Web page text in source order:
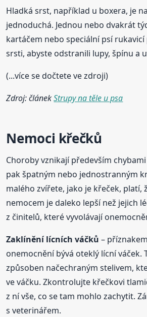
Hladká srst, například u boxera, je
jednoduchá. Jednou nebo dvakrát
kartáčem nebo speciální psí
srsti, abyste odstranili lupy, špínu a
(...více se dočtete ve zdroji)
Zdroj: článekStrupy na těle u psa
Nemoci křečků
Choroby vznikají především
pak špatným nebo jednostranným
malého zvířete, jako je křeček, platí,
nemocem je daleko lepší než jejich
z činitelů, které vyvolávají
Zaklínění lícních váčků –
onemocnění bývá oteklý lícní váček.
způsoben načechraným stelivem,
ve váčku. Zkontrolujte křečkovi
z ní vše, co se tam mohlo zachytit.
s veterinářem.